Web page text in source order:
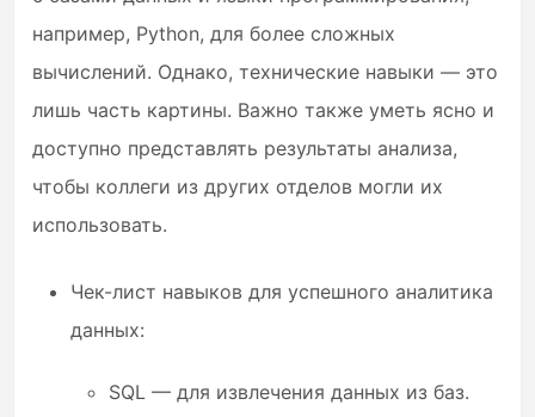
например, Python, для более сложных
вычислений. Однако, технические навыки — это
лишь часть картины. Важно также уметь ясно и
доступно представлять результаты анализа,
чтобы коллеги из других отделов могли их
использовать.
Чек-лист навыков для успешного аналитика
данных:
SQL — для извлечения данных из баз.